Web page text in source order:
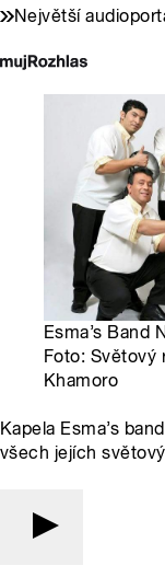
Největší
Esma’s Band
Foto: Světový
Khamoro
Kapela Esma’s
všech jejích